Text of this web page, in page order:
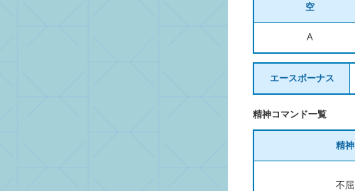
空
A
エースボーナス
精神コマンド一覧
精神
不屈